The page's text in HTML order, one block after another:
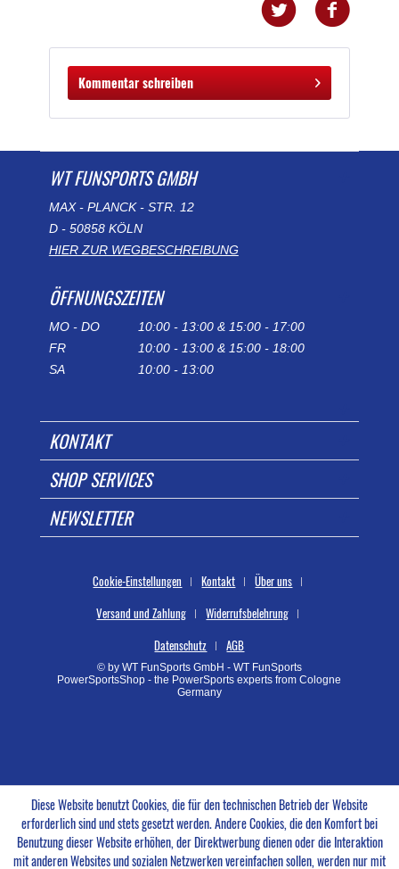
Kommentar schreiben
WT FUNSPORTS GMBH
MAX - PLANCK - STR. 12
D - 50858 KÖLN
HIER ZUR WEGBESCHREIBUNG
ÖFFNUNGSZEITEN
MO - DO
10:00 - 13:00 & 15:00 - 17:00
FR
10:00 - 13:00 & 15:00 - 18:00
SA
10:00 - 13:00
KONTAKT
SHOP SERVICES
NEWSLETTER
Cookie-Einstellungen Kontakt
Über uns
Versand und Zahlung
Widerrufsbelehrung
Datenschutz
AGB
© by WT FunSports GmbH - WT FunSports
PowerSportsShop - the PowerSports experts from Cologne
Germany
Diese Website benutzt Cookies, die für den technischen Betrieb der Website
erforderlich sind und stets gesetzt werden. Andere Cookies, die den Komfort bei
Benutzung dieser Website erhöhen, der Direktwerbung dienen oder die Interaktion
mit anderen Websites und sozialen Netzwerken vereinfachen sollen, werden nur mit